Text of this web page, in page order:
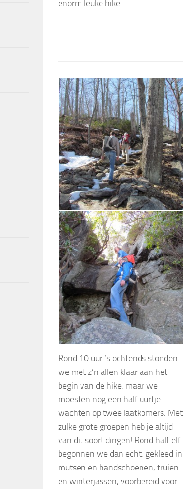
enorm leuke hike.
Rond 10 uur ‘s ochtends stonden
we met z’n allen klaar aan het
begin van de hike, maar we
moesten nog een half uurtje
wachten op twee laatkomers. Met
zulke grote groepen heb je altijd
van dit soort dingen! Rond half elf
begonnen we dan echt, gekleed in
mutsen en handschoenen, truien
en winterjassen, voorbereid voor